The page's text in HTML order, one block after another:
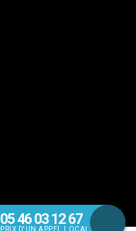
05 46 03 12 67
PRIX D'UN APPEL LOCAL